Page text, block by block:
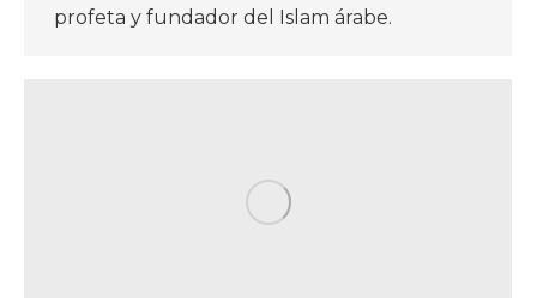
profeta y fundador del Islam árabe.